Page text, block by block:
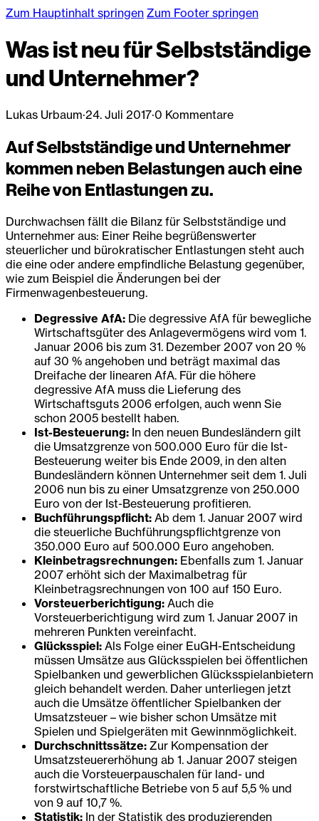
Zum Hauptinhalt springen Zum Footer springen
Was ist neu für Selbstständige
und Unternehmer?
Lukas Urbaum·24. Juli 2017·0 Kommentare
Auf Selbstständige und Unternehmer
kommen neben Belastungen auch eine
Reihe von Entlastungen zu.
Durchwachsen fällt die Bilanz für Selbstständige und
Unternehmer aus: Einer Reihe begrüßenswerter
steuerlicher und bürokratischer Entlastungen steht auch
die eine oder andere empfindliche Belastung gegenüber,
wie zum Beispiel die Änderungen bei der
Firmenwagenbesteuerung.
Degressive AfA: Die degressive AfA für bewegliche
Wirtschaftsgüter des Anlagevermögens wird vom 1.
Januar 2006 bis zum 31. Dezember 2007 von 20 %
auf 30 % angehoben und beträgt maximal das
Dreifache der linearen AfA. Für die höhere
degressive AfA muss die Lieferung des
Wirtschaftsguts 2006 erfolgen, auch wenn Sie
schon 2005 bestellt haben.
Ist-Besteuerung: In den neuen Bundesländern gilt
die Umsatzgrenze von 500.000 Euro für die Ist-
Besteuerung weiter bis Ende 2009, in den alten
Bundesländern können Unternehmer seit dem 1. Juli
2006 nun bis zu einer Umsatzgrenze von 250.000
Euro von der Ist-Besteuerung profitieren.
Buchführungspflicht: Ab dem 1. Januar 2007 wird
die steuerliche Buchführungspflichtgrenze von
350.000 Euro auf 500.000 Euro angehoben.
Kleinbetragsrechnungen: Ebenfalls zum 1. Januar
2007 erhöht sich der Maximalbetrag für
Kleinbetragsrechnungen von 100 auf 150 Euro.
Vorsteuerberichtigung: Auch die
Vorsteuerberichtigung wird zum 1. Januar 2007 in
mehreren Punkten vereinfacht.
Glücksspiel: Als Folge einer EuGH-Entscheidung
müssen Umsätze aus Glücksspielen bei öffentlichen
Spielbanken und gewerblichen Glücksspielanbietern
gleich behandelt werden. Daher unterliegen jetzt
auch die Umsätze öffentlicher Spielbanken der
Umsatzsteuer – wie bisher schon Umsätze mit
Spielen und Spielgeräten mit Gewinnmöglichkeit.
Durchschnittssätze: Zur Kompensation der
Umsatzsteuererhöhung ab 1. Januar 2007 steigen
auch die Vorsteuerpauschalen für land- und
forstwirtschaftliche Betriebe von 5 auf 5,5 % und
von 9 auf 10,7 %.
Statistik: In der Statistik des produzierenden